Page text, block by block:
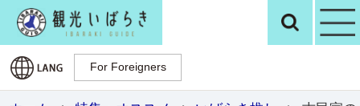
観光いばらき検
For Foreigners
For Foreigners